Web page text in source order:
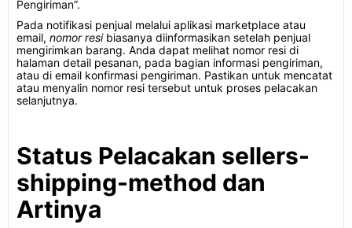
Pengiriman”.
Pada notifikasi penjual melalui aplikasi marketplace atau
email, nomor resibiasanya diinformasikan setelah penjual
mengirimkan barang. Anda dapat melihat nomor resi di
halaman detail pesanan, pada bagian informasi pengiriman,
atau di email konfirmasi pengiriman. Pastikan untuk mencatat
atau menyalin nomor resi tersebut untuk proses pelacakan
selanjutnya.
Status Pelacakan sellers-
shipping-method dan
Artinya